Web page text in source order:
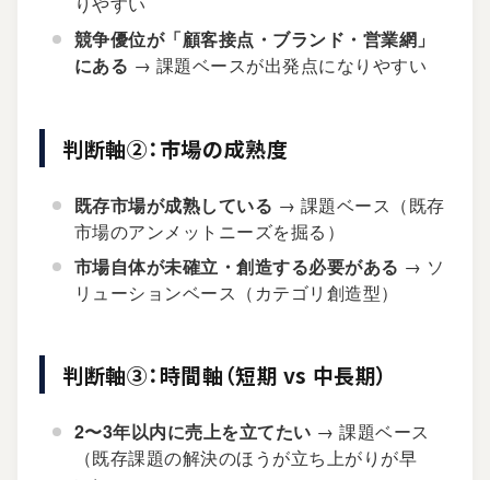
競争優位が「顧客接点・ブランド・営業網」
にある → 課題ベースが出発点になりやすい
判断軸②：市場の成熟度
既存市場が成熟している → 課題ベース（既存
市場のアンメットニーズを掘る）
市場自体が未確立・創造する必要がある → ソ
リューションベース（カテゴリ創造型）
判断軸③：時間軸（短期 vs 中長期）
2〜3年以内に売上を立てたい → 課題ベース
（既存課題の解決のほうが立ち上がりが早